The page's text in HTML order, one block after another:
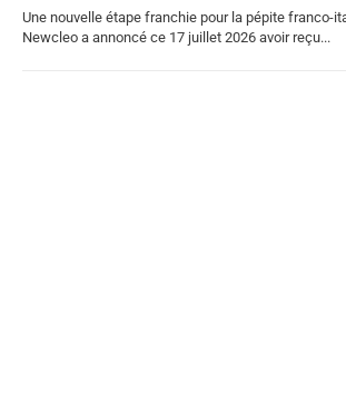
Une nouvelle étape franchie pour la pépite franco-
Newcleo a annoncé ce 17 juillet 2026 avoir reçu...